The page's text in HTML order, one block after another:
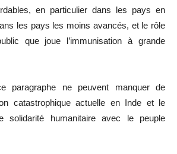
en particulier dans les pays en
les pays les moins avancés, et le rôle
que joue l’immunisation à grande
paragraphe ne peuvent manquer de
catastrophique actuelle en Inde et le
solidarité humanitaire avec le peuple